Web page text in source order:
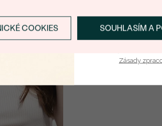
SOUHLASÍM A
COOKIES PŘIHLÁSIT
Zásady